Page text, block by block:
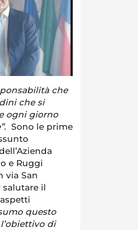
che
che si
ogni giorno
Sono le prime
e Ruggi
via San
salutare il
questo
di